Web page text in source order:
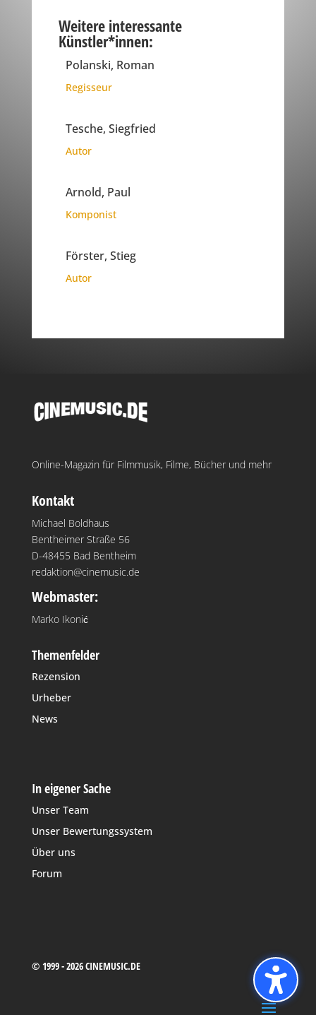
Weitere interessante
Künstler*innen:
Polanski, Roman
Regisseur
Tesche, Siegfried
Autor
Arnold, Paul
Komponist
Förster, Stieg
Autor
Online-Magazin für Filmmusik, Filme, Bücher und mehr
Kontakt
Michael Boldhaus
Bentheimer Straße 56
D-48455 Bad Bentheim
redaktion@cinemusic.de
Webmaster:
Marko Ikonić
Themenfelder
Rezension
Urheber
News
In eigener Sache
Unser Team
Unser Bewertungssystem
Über uns
Forum
© 1999 - 2026 CINEMUSIC.DE